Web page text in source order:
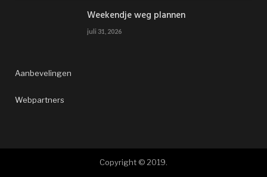
Weekendje weg plannen
juli 31, 2026
Aanbevelingen
Webpartners
Copyright © 2019.